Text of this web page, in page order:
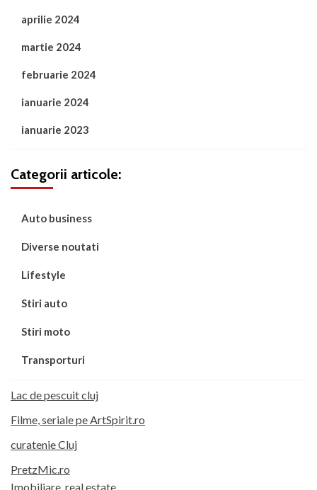
aprilie 2024
martie 2024
februarie 2024
ianuarie 2024
ianuarie 2023
Categorii articole:
Auto business
Diverse noutati
Lifestyle
Stiri auto
Stiri moto
Transporturi
Lac de pescuit cluj
Filme, seriale pe ArtSpirit.ro
curatenie Cluj
PretzMic.ro
Imobiliare, real estate